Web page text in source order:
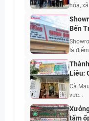
hóa,
Bến
ngoài
giả đá
là
Liêu:
nhựa,
Cà
vực...
tấm